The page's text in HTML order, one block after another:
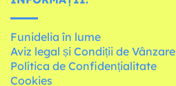
Funidelia în lume
Aviz legal și Condiții de Vânzare
Política de Confidențialitate
Cookies